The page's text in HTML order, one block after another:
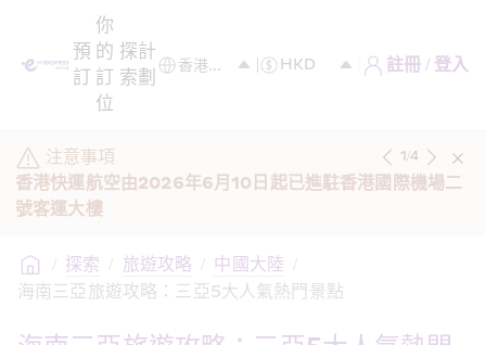
預
訂
你
的
訂
位
探
索
計
劃
註冊 / 登入
注意事項
香港快運航空由2026年6月10日起已進駐香港國際機場二
號客運大樓
1/4
/ 探索 / 旅遊攻略 / 中國大陸 /
海南三亞旅遊攻略：三亞5大人氣熱門景點